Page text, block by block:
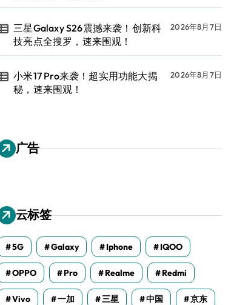
三星Galaxy S26震撼来袭！创新科
技亮点全搜罗，速来围观！
2026年8月7日
小米17 Pro来袭！超实用功能大揭
秘，速来围观！
2026年8月7日
广告
云标签
5G Galaxy Iphone IQOO
OPPO Pro Realme Redmi
Vivo 一加 三星 中国 京东